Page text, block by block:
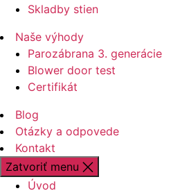
Skladby stien
Naše výhody
Parozábrana 3. generácie
Blower door test
Certifikát
Blog
Otázky a odpovede
Kontakt
Zatvoriť menu
Úvod